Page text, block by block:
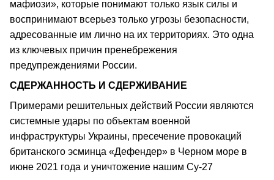
мафиози», которые понимают только язык силы и
воспринимают всерьез только угрозы безопасности,
адресованные им лично на их территориях. Это одна
из ключевых причин пренебрежения
предупреждениями России.
СДЕРЖАННОСТЬ И СДЕРЖИВАНИЕ
Примерами решительных действий России являются
системные удары по объектам военной
инфраструктуры Украины, пресечение провокаций
британского эсминца «Дефендер» в Черном море в
июне 2021 года и уничтожение нашим Су-27